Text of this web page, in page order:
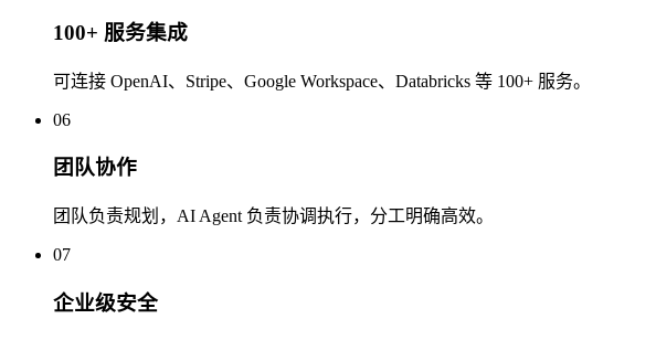
100+ 服务集成
可连接 OpenAI、Stripe、Google Workspace、Databricks 等 100+ 服务。
06
团队协作
团队负责规划，AI Agent 负责协调执行，分工明确高效。
07
企业级安全